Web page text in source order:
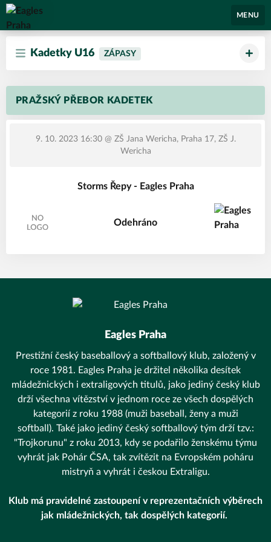
Eagles Praha
MENU
Kadetky U16 ZÁPASY
PRAŽSKÝ PŘEBOR KADETEK
9. 10. 2023 16:30@ ZŠ Jana Wericha, Praha 17, ZŠ J.
Wericha
Storms Řepy - Eagles Praha
Odehráno
Eagles Praha
Prestižní český baseballový a softballový klub, založený v
roce 1981. Eagles Praha je držitel několika desítek
mládežnických i extraligových titulů, jako jediný český klub
drží všechna vítězství v jednom roce ze všech dospělých
kategorií z roku 1988 (muži baseball, ženy a muži
softball). Také jako jediný český softballový tým drží tzv.:
"Trojkorunu" z roku 2013, kdy se podařilo ženskému týmu
vyhrát jak Pohár ČSA, tak zvítězit na Evropském poháru
mistryň a vyhrát i českou Extraligu.
Klub má pravidelné zastoupení v reprezentačních výběrech
jak mládežnických, tak dospělých kategorií.